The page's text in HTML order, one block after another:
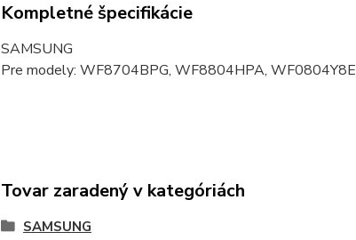
Kompletné špecifikácie
SAMSUNG
Pre modely: WF8704BPG, WF8804HPA, WF0804Y8E
Tovar zaradený v kategóriách
SAMSUNG